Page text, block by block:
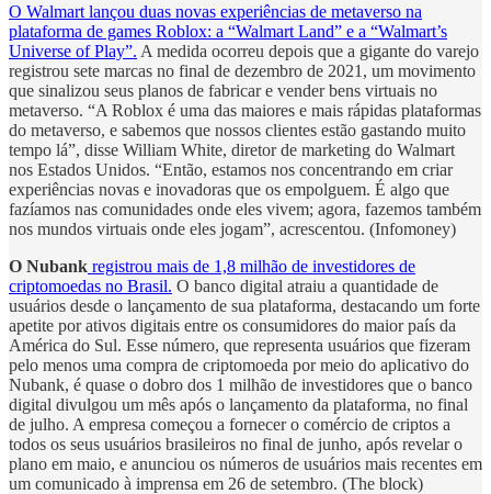
O Walmart lançou duas novas experiências de metaverso na
plataforma de games Roblox: a “Walmart Land” e a “Walmart’s
Universe of Play”. A medida ocorreu depois que a gigante do varejo
registrou sete marcas no final de dezembro de 2021, um movimento
que sinalizou seus planos de fabricar e vender bens virtuais no
metaverso. “A Roblox é uma das maiores e mais rápidas plataformas
do metaverso, e sabemos que nossos clientes estão gastando muito
tempo lá”, disse William White, diretor de marketing do Walmart
nos Estados Unidos. “Então, estamos nos concentrando em criar
experiências novas e inovadoras que os empolguem. É algo que
fazíamos nas comunidades onde eles vivem; agora, fazemos também
nos mundos virtuais onde eles jogam”, acrescentou. (Infomoney)
O Nubank registrou mais de 1,8 milhão de investidores de
criptomoedas no Brasil. O banco digital atraiu a quantidade de
usuários desde o lançamento de sua plataforma, destacando um forte
apetite por ativos digitais entre os consumidores do maior país da
América do Sul. Esse número, que representa usuários que fizeram
pelo menos uma compra de criptomoeda por meio do aplicativo do
Nubank, é quase o dobro dos 1 milhão de investidores que o banco
digital divulgou um mês após o lançamento da plataforma, no final
de julho. A empresa começou a fornecer o comércio de criptos a
todos os seus usuários brasileiros no final de junho, após revelar o
plano em maio, e anunciou os números de usuários mais recentes em
um comunicado à imprensa em 26 de setembro. (The block)